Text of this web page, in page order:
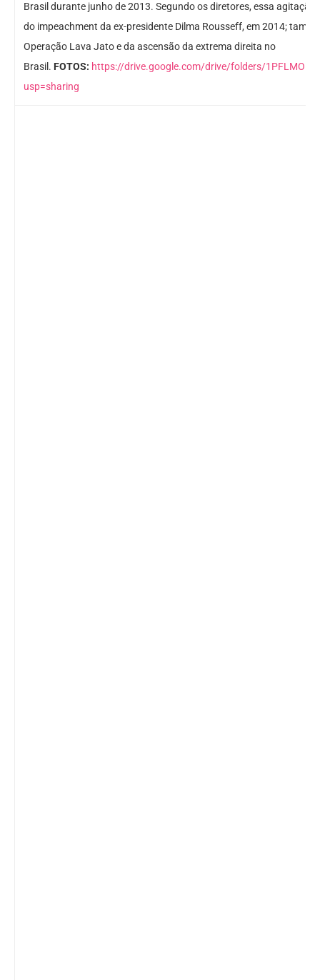
Brasil durante junho de 2013. Segundo os diretores, essa
do impeachment da ex-presidente Dilma Rousseff, em 2014;
Operação Lava Jato e da ascensão da extrema direita no
Brasil. FOTOS: https://drive.google.com/drive/folders/1PFLMOiU-
usp=sharing